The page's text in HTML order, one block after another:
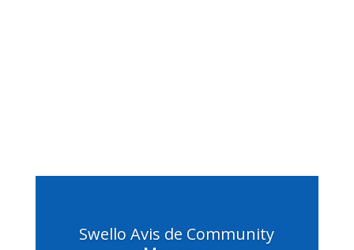
Swello Avis de Community